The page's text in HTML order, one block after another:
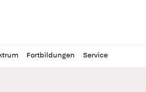
Fortbildungen Service